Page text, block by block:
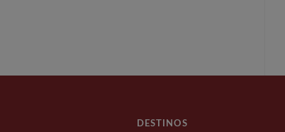
DESTINOS